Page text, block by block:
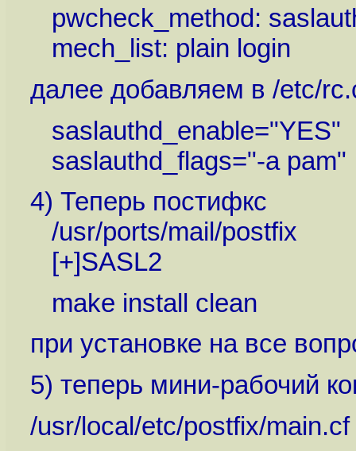
pwcheck_method:
mech_list: plain login
далее добавляем в /etc/
saslauthd_enable="YES"
saslauthd_flags="-a pam"
4) Теперь постифкс
/usr/ports/mail/postfix
[+]SASL2
make install clean
при установке на все
5) теперь мини-рабочий
/usr/local/etc/postfix/main.cf